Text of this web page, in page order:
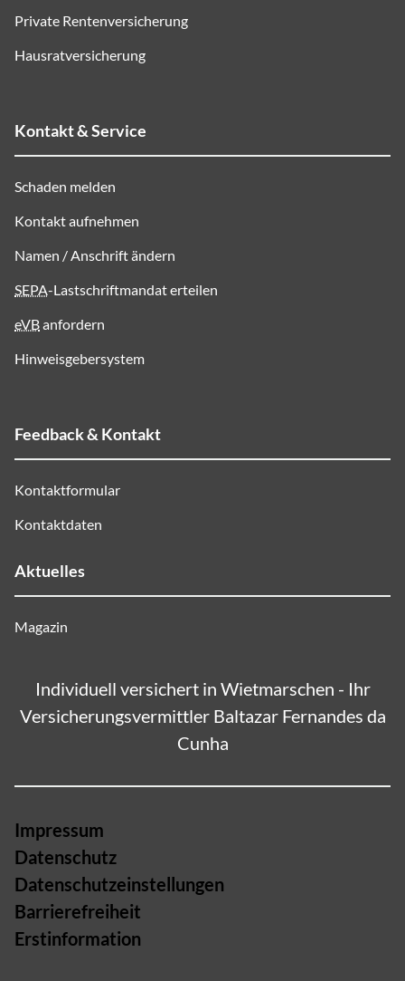
Private Rentenversicherung
Hausratversicherung
Kontakt & Service
Schaden melden
Kontakt aufnehmen
Namen / Anschrift ändern
SEPA-Lastschriftmandat erteilen
eVBanfordern
Hinweisgebersystem
Feedback & Kontakt
Kontaktformular
Kontaktdaten
Aktuelles
Magazin
Individuell versichert in Wietmarschen - Ihr
Versicherungsvermittler Baltazar Fernandes da
Cunha
Impressum
Datenschutz
Datenschutzeinstellungen
Barrierefreiheit
Erstinformation